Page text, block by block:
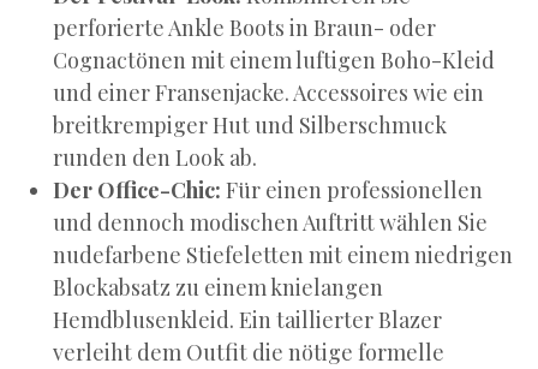
perforierte Ankle Boots in Braun- oder
Cognactönen mit einem luftigen Boho-Kleid
und einer Fransenjacke. Accessoires wie ein
breitkrempiger Hut und Silberschmuck
runden den Look ab.
Der Office-Chic: Für einen professionellen
und dennoch modischen Auftritt wählen Sie
nudefarbene Stiefeletten mit einem niedrigen
Blockabsatz zu einem knielangen
Hemdblusenkleid. Ein taillierter Blazer
verleiht dem Outfit die nötige formelle